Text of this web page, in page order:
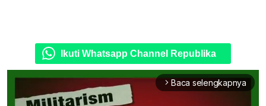
Ikuti Whatsapp Channel Republika
arrow_forward_ios Baca selengkapnya